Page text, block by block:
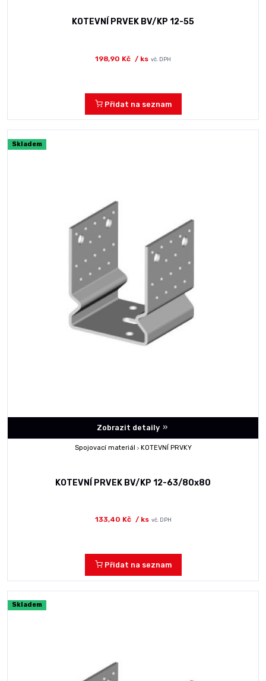
KOTEVNÍ PRVEK BV/KP 12-55
198,90 Kč / ks vč. DPH
Přidat na seznam
Skladem
Zobrazit detaily
Spojovací materiál > KOTEVNÍ PRVKY
KOTEVNÍ PRVEK BV/KP 12-63/80x80
133,40 Kč / ks vč. DPH
Přidat na seznam
Skladem